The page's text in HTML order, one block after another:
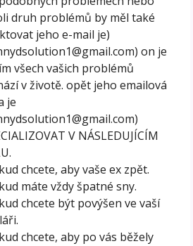
druh problémů by měl také
jeho e-mail je)
on je
všech vašich problémů
v životě. opět jeho emailová
je
V NÁSLEDUJÍCÍM
chcete, aby vaše ex zpět.
máte vždy špatné sny.
chcete být povýšen ve vaší
chcete, aby po vás běžely